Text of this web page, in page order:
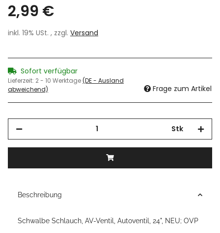
2,99 €
inkl. 19% USt. , zzgl. Versand
Sofort verfügbar
Lieferzeit: 2 - 10 Werktage(DE - Ausland
abweichend)
Frage zum Artikel
Stk
Beschreibung
Schwalbe Schlauch, AV-Ventil, Autoventil, 24", NEU; OVP